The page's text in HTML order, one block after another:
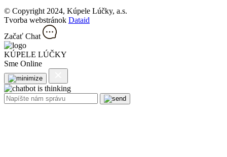
© Copyright 2024, Kúpele Lúčky, a.s.
Tvorba webstránok Dataid
Začať Chat
KÚPELE LÚČKY
Sme Online